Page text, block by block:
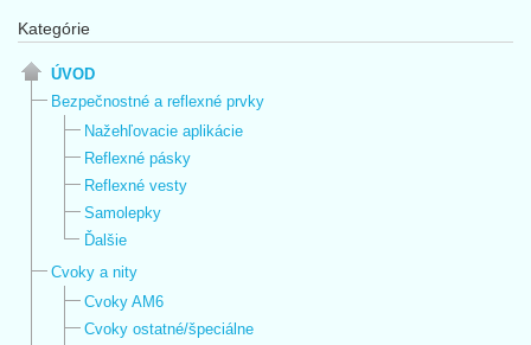
Kategórie
ÚVOD
Bezpečnostné a reflexné prvky
Nažehľovacie aplikácie
Reflexné pásky
Reflexné vesty
Samolepky
Ďalšie
Cvoky a nity
Cvoky AM6
Cvoky ostatné/špeciálne